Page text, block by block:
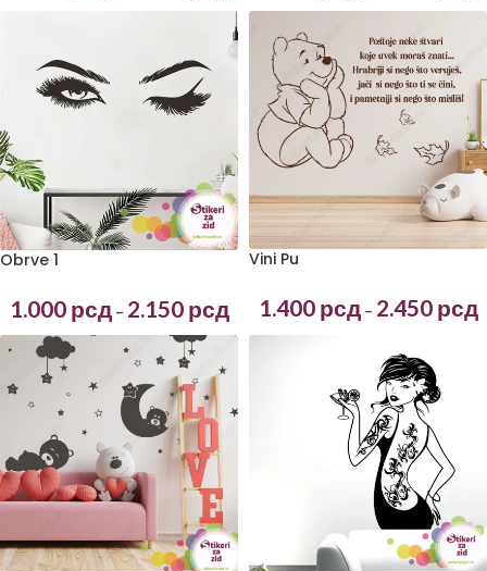
Obrve 1
1.000 рсд – 2.150 рсд
Vini Pu
1.400 рсд – 2.450 рсд